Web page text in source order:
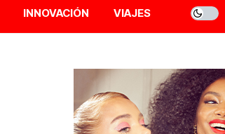
INNOVACIÓN VIAJES